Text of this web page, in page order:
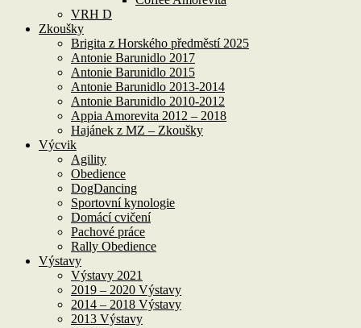
VRH D
Zkoušky
Brigita z Horského předměstí 2025
Antonie Barunidlo 2017
Antonie Barunidlo 2015
Antonie Barunidlo 2013-2014
Antonie Barunidlo 2010-2012
Appia Amorevita 2012 – 2018
Hajánek z MZ – Zkoušky
Výcvik
Agility
Obedience
DogDancing
Sportovní kynologie
Domácí cvičení
Pachové práce
Rally Obedience
Výstavy
Výstavy 2021
2019 – 2020 Výstavy
2014 – 2018 Výstavy
2013 Výstavy